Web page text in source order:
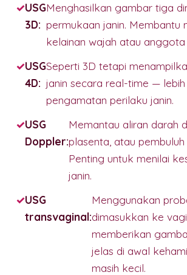
USG
3D:
Menghasilkan gambar tiga
permukaan janin. Membantu
kelainan wajah atau anggota
USG
4D:
Seperti 3D tetapi
janin secara real-time — lebih
pengamatan perilaku janin.
USG
Doppler:
Memantau aliran darah
plasenta, atau pembuluh
Penting untuk menilai
janin.
USG
transvaginal:
Menggunakan
dimasukkan ke
memberikan
jelas di awal
masih kecil.